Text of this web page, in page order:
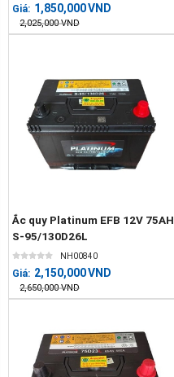
Giá: 1,850,000VND
2,025,000 VND
Ắc quy Platinum EFB 12V 75AH
S-95/130D26L
NH00840
Giá: 2,150,000VND
2,650,000 VND